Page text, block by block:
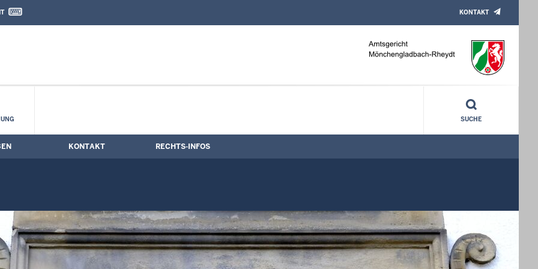
Sitzungstermine
Kontaktformular
KONTAKT
SUCHE
KONTAKT RECHTS-INFOS